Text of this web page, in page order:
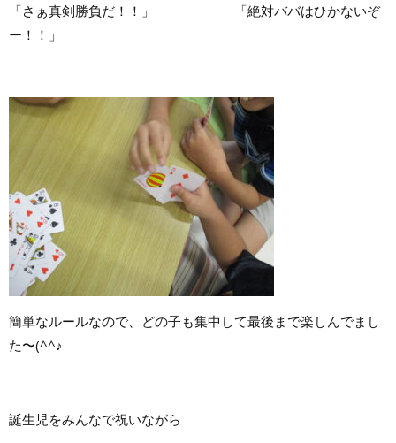
「さぁ真剣勝負だ！！」 「絶対ババはひかないぞ
ー！！」
簡単なルールなので、どの子も集中して最後まで楽しんでまし
た〜(^^♪
誕生児をみんなで祝いながら